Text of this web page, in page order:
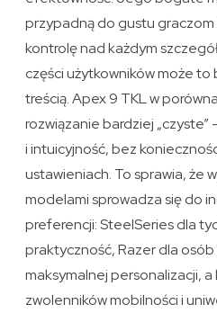
przypadną do gustu graczom
kontrolę nad każdym
części użytkowników może
treścią. Apex 9 TKL w
rozwiązanie bardziej
i intuicyjność, bez
ustawieniach. To sprawia, że
modelami sprowadza się do
preferencji: SteelSeries dla
praktyczność, Razer dla
maksymalnej personalizacji,
zwolenników mobilności i